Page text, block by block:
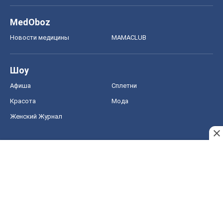
MedOboz
Новости медицины MAMACLUB
Шоу
Афиша Сплетни
Красота Мода
Женский Журнал